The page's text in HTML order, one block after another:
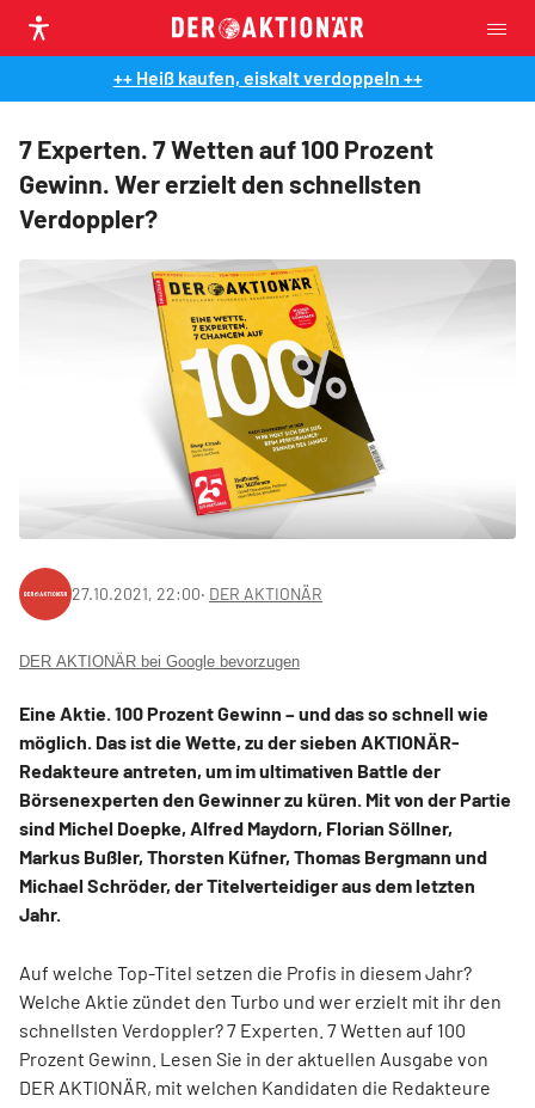
++ Heiß kaufen, eiskalt verdoppeln ++
7 Experten. 7 Wetten auf 100 Prozent
Gewinn. Wer erzielt den schnellsten
Verdoppler?
27.10.2021, 22:00‧ DER AKTIONÄR
DER AKTIONÄR bei Google bevorzugen
Eine Aktie. 100 Prozent Gewinn – und das so schnell wie
möglich. Das ist die Wette, zu der sieben AKTIONÄR-
Redakteure antreten, um im ultimativen Battle der
Börsenexperten den Gewinner zu küren. Mit von der Partie
sind Michel Doepke, Alfred Maydorn, Florian Söllner,
Markus Bußler, Thorsten Küfner, Thomas Bergmann und
Michael Schröder, der Titelverteidiger aus dem letzten
Jahr.
Auf welche Top-Titel setzen die Profis in diesem Jahr?
Welche Aktie zündet den Turbo und wer erzielt mit ihr den
schnellsten Verdoppler? 7 Experten. 7 Wetten auf 100
Prozent Gewinn. Lesen Sie in der aktuellen Ausgabe von
DER AKTIONÄR, mit welchen Kandidaten die Redakteure